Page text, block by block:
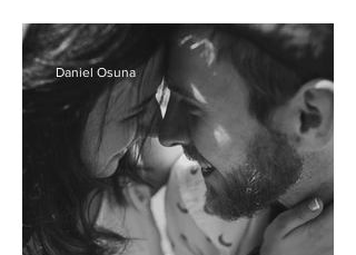
Daniel Osuna